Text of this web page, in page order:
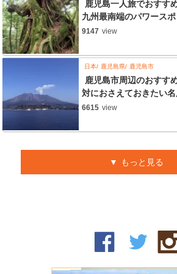
鹿児島一人旅でおすす
九州最南端のパワースポ
9147 view
日本 鹿児島県 鹿児島市
鹿児島市周辺のおす
対におさえておきたい名
6615 view
もっと見る